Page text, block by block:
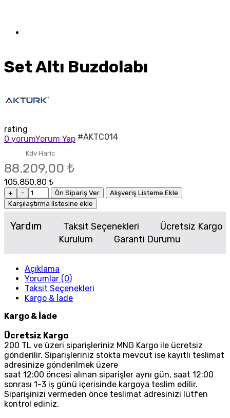
Set Altı Buzdolabı
rating
0 yorumYorum Yap #AKTC014
Kdv Haric
88.209,00 ₺
105.850,80 ₺
+ - Ön Sipariş Ver
Alışveriş Listeme Ekle
Karşılaştırma listesine ekle
Yardım Taksit Seçenekleri
Ücretsiz Kargo
Kurulum
Garanti Durumu
Açıklama
Yorumlar (0)
Taksit Seçenekleri
Kargo & İade
Kargo & İade
Ücretsiz Kargo
200 TL ve üzeri siparişleriniz MNG Kargo ile ücretsiz
gönderilir. Siparişleriniz stokta mevcut ise kayıtlı teslimat
adresinize gönderilmek üzere
saat 12:00 öncesi alınan siparişler aynı gün, saat 12:00
sonrası 1-3 iş günü içerisinde kargoya teslim edilir.
Siparişinizi vermeden önce teslimat adresinizi lütfen
kontrol ediniz.